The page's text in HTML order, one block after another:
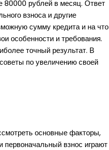
80000 рублей в месяц. Ответ
взноса и другие
сумму кредита и на что
особенности и требования.
точный результат. В
по увеличению своей
основные факторы,
взнос играют